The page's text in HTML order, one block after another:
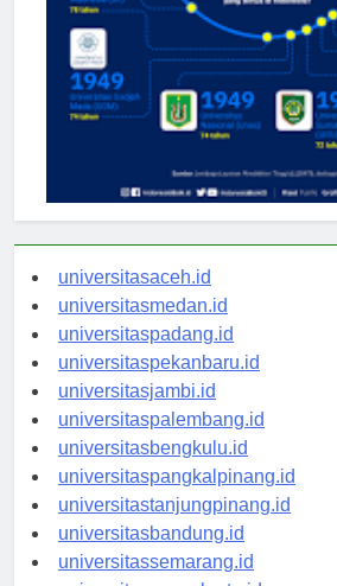
universitasaceh.id
universitasmedan.id
universitaspadang.id
universitaspekanbaru.id
universitasjambi.id
universitaspalembang.id
universitasbengkulu.id
universitaspangkalpinang.id
universitastanjungpinang.id
universitasbandung.id